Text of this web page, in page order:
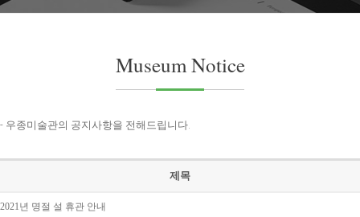
Museum Notice
- 우종미술관의 공지사항을 전해드립니다.
제목
2021년 명절 설 휴관 안내